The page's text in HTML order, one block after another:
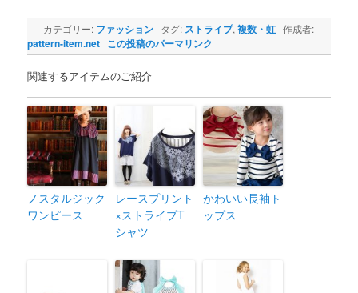
カテゴリー: ファッション タグ: ストライプ,複数・虹 作成者:
pattern-item.net この投稿のパーマリンク
関連するアイテムのご紹介
ノスタルジック
ワンピース
レースプリント
×ストライプT
シャツ
かわいい長袖ト
ップス